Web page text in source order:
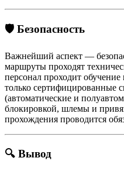
🛡 Безопасность
Важнейший аспект —
маршруты проходят
персонал проходит
только сертифицированные
(автоматические и
блокировкой, шлемы и
прохождения проводится
🔍 Вывод